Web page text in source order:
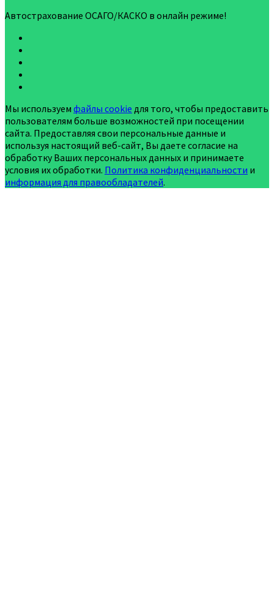
Автострахование ОСАГО/КАСКО в онлайн режиме!
Мы используем файлы cookie для того, чтобы предоставить
пользователям больше возможностей при посещении
сайта. Предоставляя свои персональные данные и
используя настоящий веб-сайт, Вы даете согласие на
обработку Ваших персональных данных и принимаете
условия их обработки. Политика конфиденциальности и
информация для правообладателей.